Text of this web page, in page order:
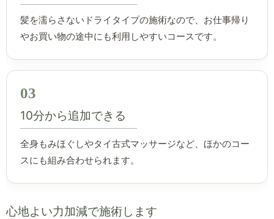
髪を濡らさないドライタイプの施術なので、お仕事帰り
やお買い物の途中にも利用しやすいコースです。
03
10分から追加できる
全身もみほぐしやタイ古式マッサージなど、ほかのコー
スにも組み合わせられます。
心地よい力加減で施術します